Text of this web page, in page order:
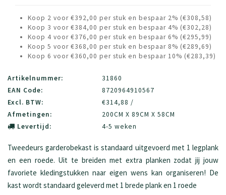
Koop 2 voor €392,00 per stuk en bespaar 2% (€308,58)
Koop 3 voor €384,00 per stuk en bespaar 4% (€302,28)
Koop 4 voor €376,00 per stuk en bespaar 6% (€295,99)
Koop 5 voor €368,00 per stuk en bespaar 8% (€289,69)
Koop 6 voor €360,00 per stuk en bespaar 10% (€283,39)
Artikelnummer:
31860
EAN Code:
8720964910567
Excl. BTW:
€314,88 /
Afmetingen:
200CM X 89CM X 58CM
Levertijd:
4-5 weken
Tweedeurs garderobekast is standaard uitgevoerd met 1 legplank
en een roede. Uit te breiden met extra planken zodat jij jouw
favoriete kledingstukken naar eigen wens kan organiseren! De
kast wordt standaard geleverd met 1 brede plank en 1 roede